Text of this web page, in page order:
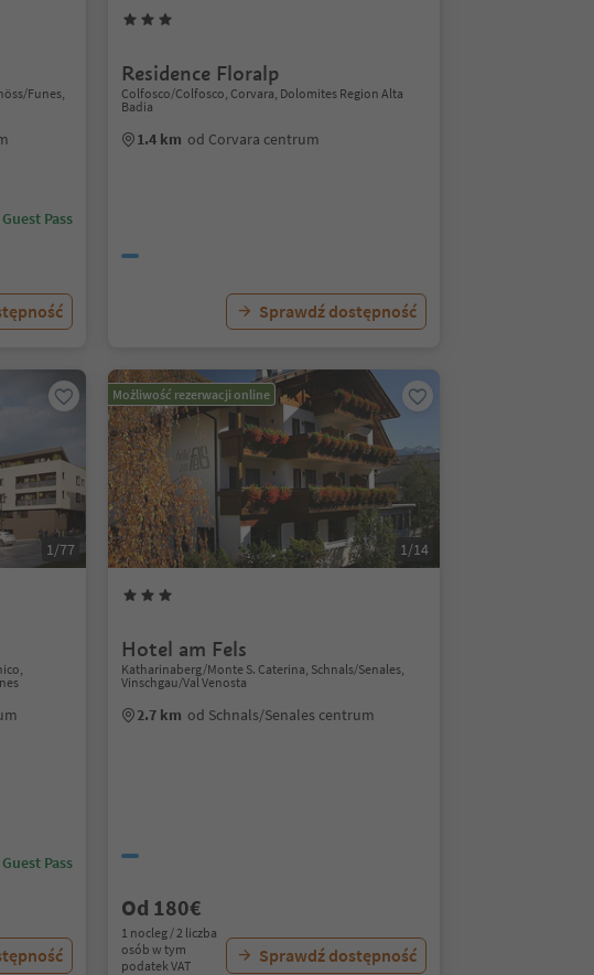
Funes,
Pass
Residence Floralp
Colfosco/Colfosco, Corvara, Dolomites Region Alta
Badia
1.4 km od Corvara centrum
Sprawdź dostępność
1/77
Pass
Możliwość rezerwacji online
1/14
Hotel am Fels
Katharinaberg/Monte S. Caterina, Schnals/Senales,
Vinschgau/Val Venosta
2.7 km od Schnals/Senales centrum
Od 180€
1 nocleg / 2 liczba
osób w tym
podatek VAT
Sprawdź dostępność